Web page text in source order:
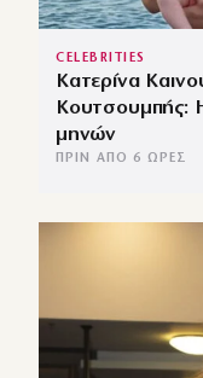
CELEBRITIES
Κατερίνα
Κουτσουμπής:
μηνών
ΠΡΙΝ ΑΠΌ 6 ΏΡΕΣ